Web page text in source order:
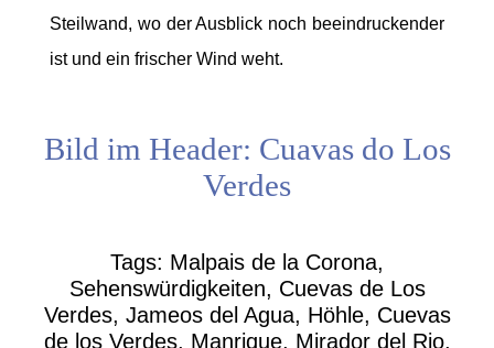
Steilwand, wo der Ausblick noch beeindruckender
ist und ein frischer Wind weht.
Bild im Header: Cuavas do Los
Verdes
Tags: Malpais de la Corona,
Sehenswürdigkeiten, Cuevas de Los
Verdes, Jameos del Agua, Höhle, Cuevas
de los Verdes, Manrique, Mirador del Rio,